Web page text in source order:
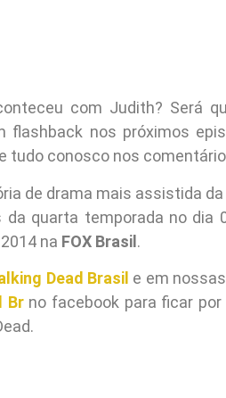
com Judith? Será
flashback nos próximos
tudo conosco nos
de drama mais assistida
quarta temporada no dia
na FOX Brasil.
Dead Brasil e em
Brno facebook para ficar